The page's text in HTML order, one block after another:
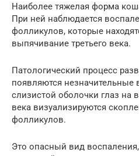
Наиболее тяжелая форма
При ней наблюдается
фолликулов, которые
выпячивание третьего века.
Патологический процесс
появляются
слизистой оболочки глаз на
века визуализируются
фолликулов.
Это опасный вид